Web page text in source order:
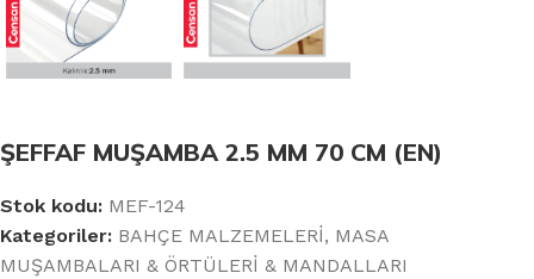
ŞEFFAF MUŞAMBA 2.5 MM 70 CM (EN)
Stok kodu: MEF-124
Kategoriler: BAHÇE MALZEMELERİ, MASA
MUŞAMBALARI & ÖRTÜLERİ & MANDALLARI